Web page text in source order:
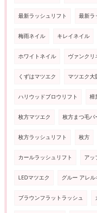
最新ラッシュリフト 最新ラ
梅雨ネイル キレイネイル
ホワイトネイル ヴァンクリ
くずはマツエク マツエク大
ハリウッドブロウリフト 樟
枚方マツエク 枚方まつ毛パ
枚方ラッシュリフト 枚方
カールラッシュリフト アッ
LEDマツエク グルー アレル
ブラウンフラットラッシュ